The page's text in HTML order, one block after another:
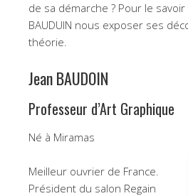
de sa démarche ? Pour le
BAUDUIN nous exposer ses
théorie.
Jean BAUDOIN
Professeur d’Art Graphique
Né à Miramas
Meilleur ouvrier de France.
Président du salon Regain